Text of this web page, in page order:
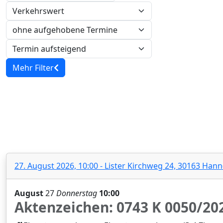
Verkehrswert
Mehr Filter
27. August 2026, 10:00 - Lister Kirchweg 24, 30163
August27Donnerstag 10:00
Aktenzeichen: 0743 K 0050/